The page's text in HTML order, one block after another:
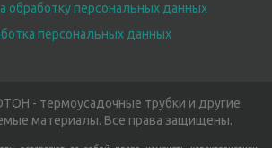
обработку персональных данных
персональных данных
- термоусадочные трубки и другие
материалы. Все права защищены.